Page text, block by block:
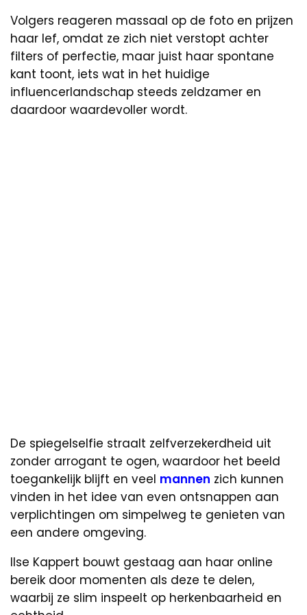
Volgers reageren massaal op de foto en prijzen
haar lef, omdat ze zich niet verstopt achter
filters of perfectie, maar juist haar spontane
kant toont, iets wat in het huidige
influencerlandschap steeds zeldzamer en
daardoor waardevoller wordt.
De spiegelselfie straalt zelfverzekerdheid uit
zonder arrogant te ogen, waardoor het beeld
toegankelijk blijft en veel mannen zich kunnen
vinden in het idee van even ontsnappen aan
verplichtingen om simpelweg te genieten van
een andere omgeving.
Ilse Kappert bouwt gestaag aan haar online
bereik door momenten als deze te delen,
waarbij ze slim inspeelt op herkenbaarheid en